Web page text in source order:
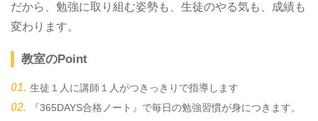
だから、勉強に取り組む姿勢も、生徒のやる気も、成績も
変わります。
教室のPoint
生徒１人に講師１人がつきっきりで指導します
『365DAYS合格ノート』で毎日の勉強習慣が身につきます。